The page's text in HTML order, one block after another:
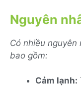
Nguyên
Có nhiều nguyên
bao gồm:
Cảm lạnh: